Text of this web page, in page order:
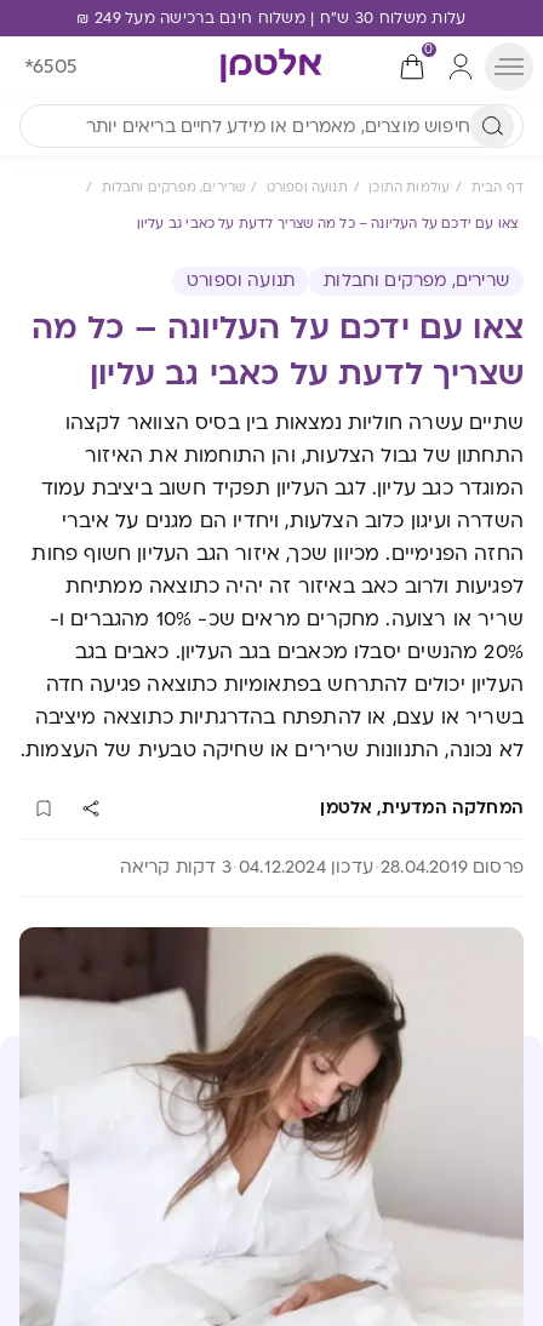
עלות משלוח 30 ש"ח | משלוח חינם ברכישה מעל 249 ₪
0
*6505
דף הבית עולמות התוכן תנועה וספורט שרירים, מפרקים וחבלות
צאו עם ידכם על העליונה – כל מה שצריך לדעת על כאבי גב עליון
שרירים, מפרקים וחבלות תנועה וספורט
צאו עם ידכם על העליונה – כל מה
שצריך לדעת על כאבי גב עליון
שתיים עשרה חוליות נמצאות בין בסיס הצוואר לקצהו
התחתון של גבול הצלעות, והן התוחמות את האיזור
המוגדר כגב עליון. לגב העליון תפקיד חשוב ביציבת עמוד
השדרה ועיגון כלוב הצלעות, ויחדיו הם מגנים על איברי
החזה הפנימיים. מכיוון שכך, איזור הגב העליון חשוף פחות
לפגיעות ולרוב כאב באיזור זה יהיה כתוצאה ממתיחת
שריר או רצועה. מחקרים מראים שכ- 10% מהגברים ו-
20% מהנשים יסבלו מכאבים בגב העליון. כאבים בגב
העליון יכולים להתרחש בפתאומיות כתוצאה פגיעה חדה
בשריר או עצם, או להתפתח בהדרגתיות כתוצאה מיציבה
לא נכונה, התנוונות שרירים או שחיקה טבעית של העצמות.
המחלקה המדעית, אלטמן
פרסום 28.04.2019 עדכון 04.12.2024 3 דקות קריאה